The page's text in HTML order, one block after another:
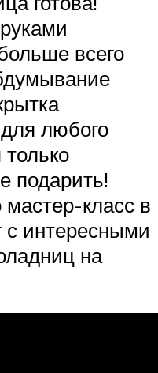
всего
любого
только
подарить!
класс в
с интересными
на